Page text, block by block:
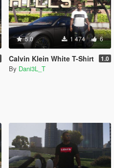
5.0 1 474 6
Calvin Klein White T-Shirt 1.0
By Dani3L_T